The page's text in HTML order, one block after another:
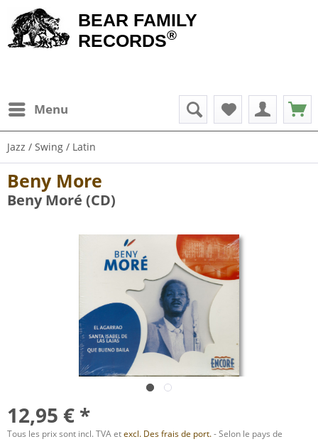
BEAR FAMILY
RECORDS®
Menu
Jazz / Swing / Latin
Beny More
Beny Moré (CD)
12,95 € *
Tous les prix sont incl. TVA etexcl. Des frais de port.- Selon le pays de